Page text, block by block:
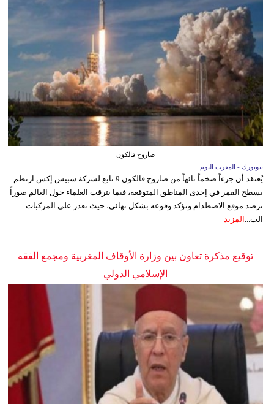
صاروخ فالكون
نيويورك - المغرب اليوم
يُعتقد أن جزءاً ضخماً تائهاً من صاروخ فالكون 9 تابع لشركة سبيس إكس ارتطم
بسطح القمر في إحدى المناطق المتوقعة، فيما يترقب العلماء حول العالم صوراً
ترصد موقع الاصطدام وتؤكد وقوعه بشكل نهائي، حيث تعذر على المركبات
الت... المزيد
توقيع مذكرة تعاون بين وزارة الأوقاف المغربية ومجمع الفقه
الإسلامي الدولي